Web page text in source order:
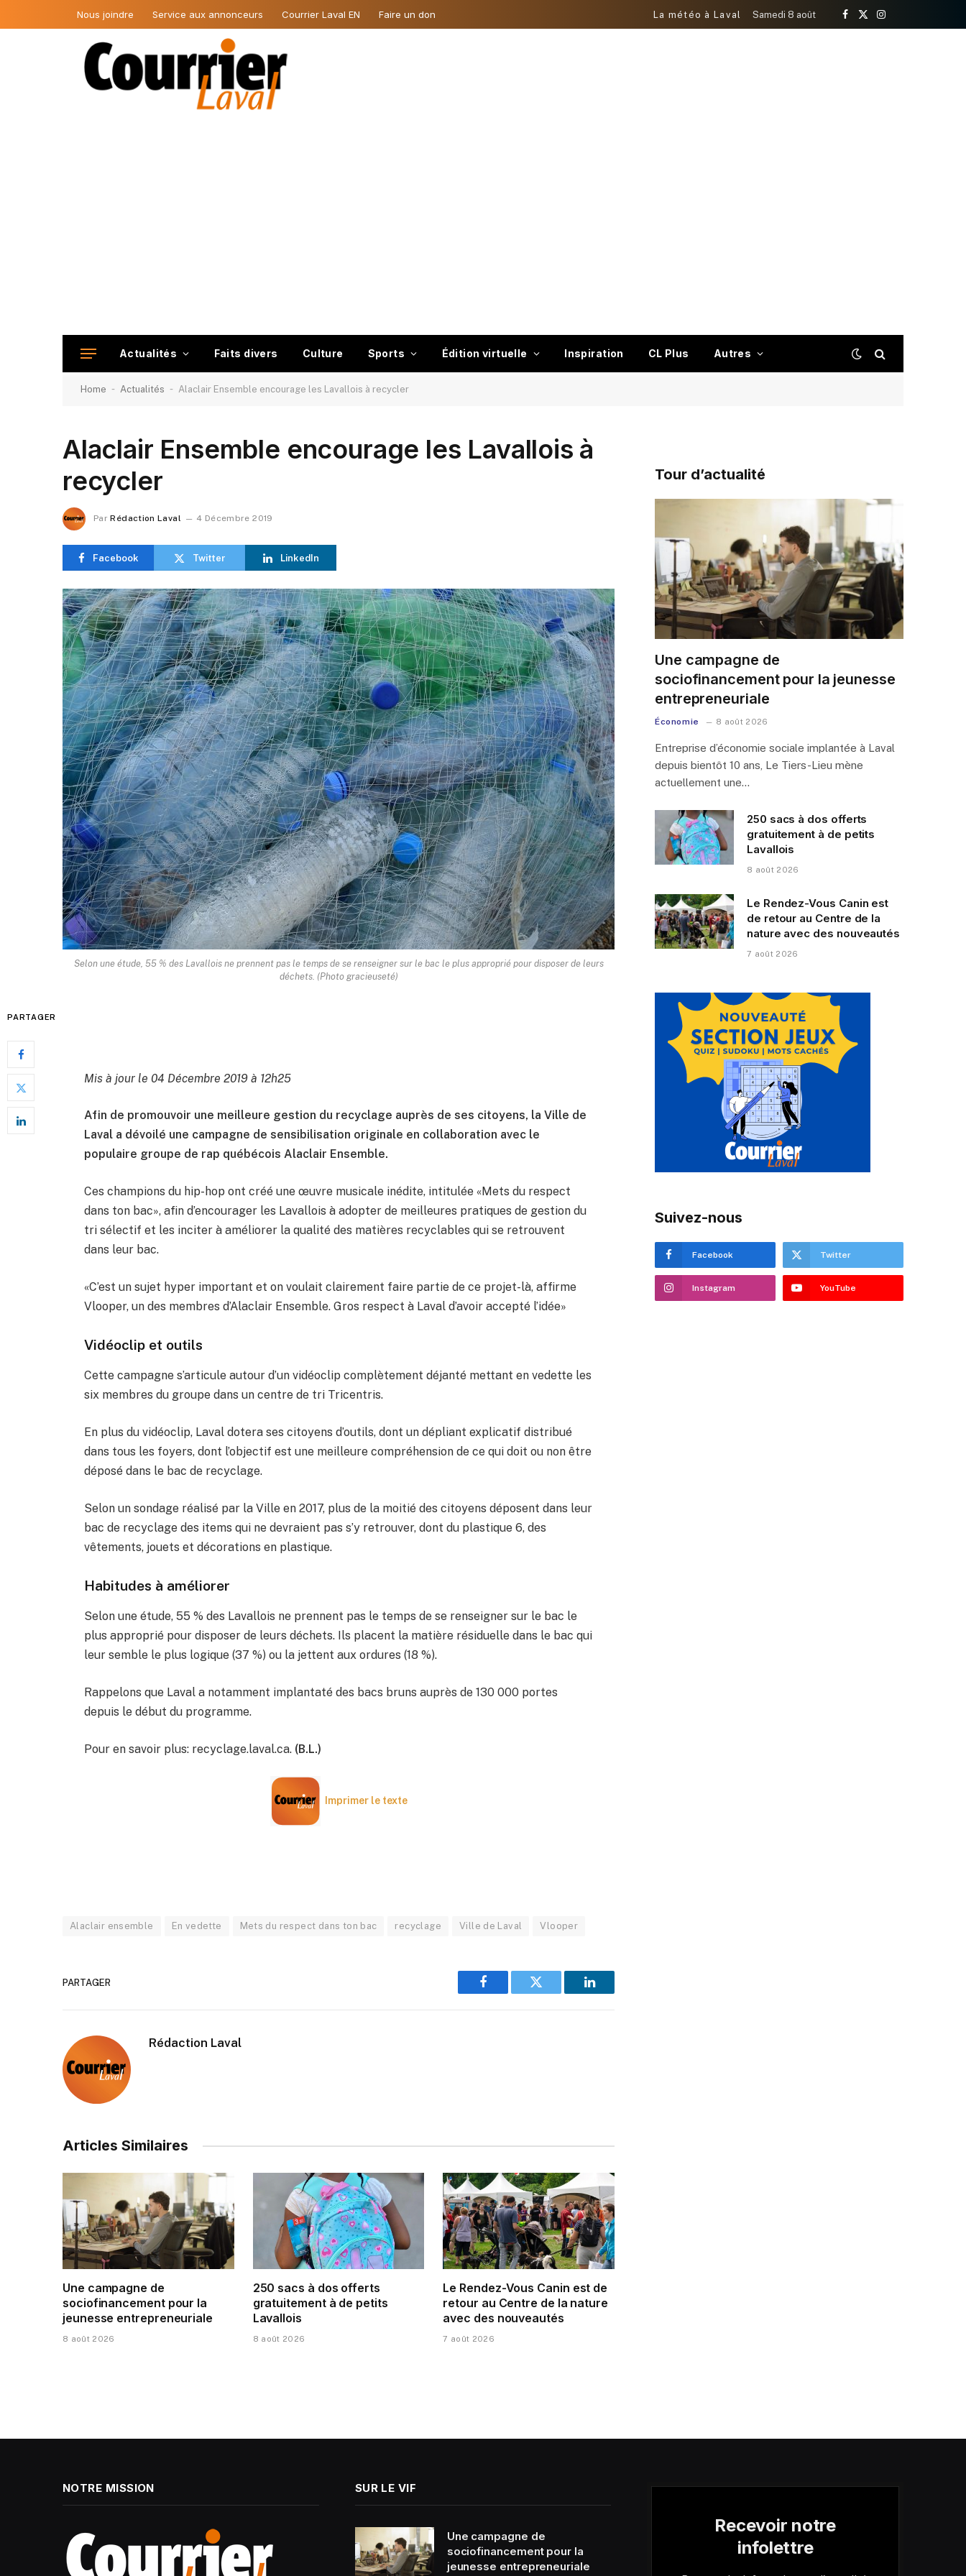
Nous joindre Service aux annonceurs Courrier Laval EN Faire un don La météo à Laval Samedi 8 août
Facebook
X
Instagram
Actualités Faits divers Culture Sports Édition virtuelle Inspiration CL Plus Autres
Home - Actualités - Alaclair Ensemble encourage les Lavallois à recycler
Alaclair Ensemble encourage les Lavallois à
recycler
Par Rédaction Laval 4 Décembre 2019
Facebook Twitter LinkedIn
Selon une étude, 55 % des Lavallois ne prennent pas le temps de se renseigner sur le bac le plus approprié pour disposer de leurs
déchets. (Photo gracieuseté)
PARTAGER
Mis à jour le 04 Décembre 2019 à 12h25
Afin de promouvoir une meilleure gestion du recyclage auprès de ses citoyens, la Ville de
Laval a dévoilé une campagne de sensibilisation originale en collaboration avec le
populaire groupe de rap québécois Alaclair Ensemble.
Ces champions du hip-hop ont créé une œuvre musicale inédite, intitulée «Mets du respect
dans ton bac», afin d’encourager les Lavallois à adopter de meilleures pratiques de gestion du
tri sélectif et les inciter à améliorer la qualité des matières recyclables qui se retrouvent
dans leur bac.
«C’est un sujet hyper important et on voulait clairement faire partie de ce projet-là, affirme
Vlooper, un des membres d’Alaclair Ensemble. Gros respect à Laval d’avoir accepté l’idée»
Vidéoclip et outils
Cette campagne s’articule autour d’un vidéoclip complètement déjanté mettant en vedette les
six membres du groupe dans un centre de tri Tricentris.
En plus du vidéoclip, Laval dotera ses citoyens d’outils, dont un dépliant explicatif distribué
dans tous les foyers, dont l’objectif est une meilleure compréhension de ce qui doit ou non être
déposé dans le bac de recyclage.
Selon un sondage réalisé par la Ville en 2017, plus de la moitié des citoyens déposent dans leur
bac de recyclage des items qui ne devraient pas s’y retrouver, dont du plastique 6, des
vêtements, jouets et décorations en plastique.
Habitudes à améliorer
Selon une étude, 55 % des Lavallois ne prennent pas le temps de se renseigner sur le bac le
plus approprié pour disposer de leurs déchets. Ils placent la matière résiduelle dans le bac qui
leur semble le plus logique (37 %) ou la jettent aux ordures (18 %).
Rappelons que Laval a notamment implantaté des bacs bruns auprès de 130 000 portes
depuis le début du programme.
Pour en savoir plus: recyclage.laval.ca. (B.L.)
Imprimer le texte
Alaclair ensemble En vedette Mets du respect dans ton bac recyclage Ville de Laval Vlooper
PARTAGER
Facebook Twitter LinkedIn
Rédaction Laval
Articles Similaires
Une campagne de
sociofinancement pour la
jeunesse entrepreneuriale
8 août 2026
250 sacs à dos offerts
gratuitement à de petits
Lavallois
8 août 2026
Le Rendez-Vous Canin est de
retour au Centre de la nature
avec des nouveautés
7 août 2026
Tour d’actualité
Une campagne de
sociofinancement pour la jeunesse
entrepreneuriale
Économie 8 août 2026
Entreprise d’économie sociale implantée à Laval
depuis bientôt 10 ans, Le Tiers-Lieu mène
actuellement une…
250 sacs à dos offerts
gratuitement à de petits
Lavallois
8 août 2026
Le Rendez-Vous Canin est
de retour au Centre de la
nature avec des nouveautés
7 août 2026
Suivez-nous
Facebook Twitter
Instagram YouTube
NOTRE MISSION SUR LE VIF
Une campagne de
sociofinancement pour la
jeunesse entrepreneuriale
Recevoir notre
infolettre